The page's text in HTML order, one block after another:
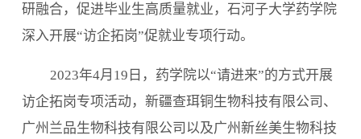
研融合，促进毕业生高质量就业，石河子大学药学院
深入开展“访企拓岗”促就业专项行动。
2023年4月 19 日，药学院以“请进来”的方式开展
访企拓岗专项活动，新疆查珥铜生物科技有限公司、
广州兰品生物科技有限公司以及广州新丝美生物科技